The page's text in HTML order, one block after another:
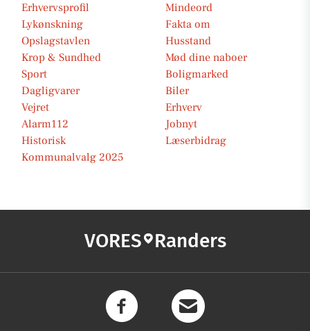
Erhvervsprofil
Mindeord
Lykønskning
Fakta om
Opslagstavlen
Husstand
Krop & Sundhed
Mød dine naboer
Sport
Boligmarked
Dagligvarer
Biler
Vejret
Erhverv
Alarm112
Jobnyt
Historisk
Læserbidrag
Kommunalvalg 2025
VORES Randers